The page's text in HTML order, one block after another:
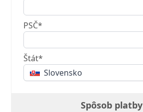
PSČ*
Štát*
Slovensko
Spôsob platby